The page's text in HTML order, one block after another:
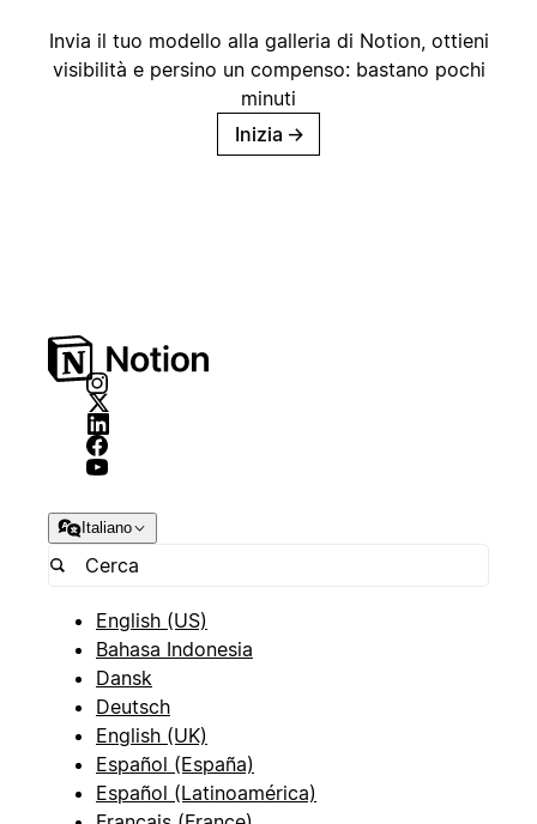
Invia il tuo modello alla galleria di Notion, ottieni
visibilità e persino un compenso: bastano pochi
minuti
Inizia →
Italiano
English (US)
Bahasa Indonesia
Dansk
Deutsch
English (UK)
Español (España)
Español (Latinoamérica)